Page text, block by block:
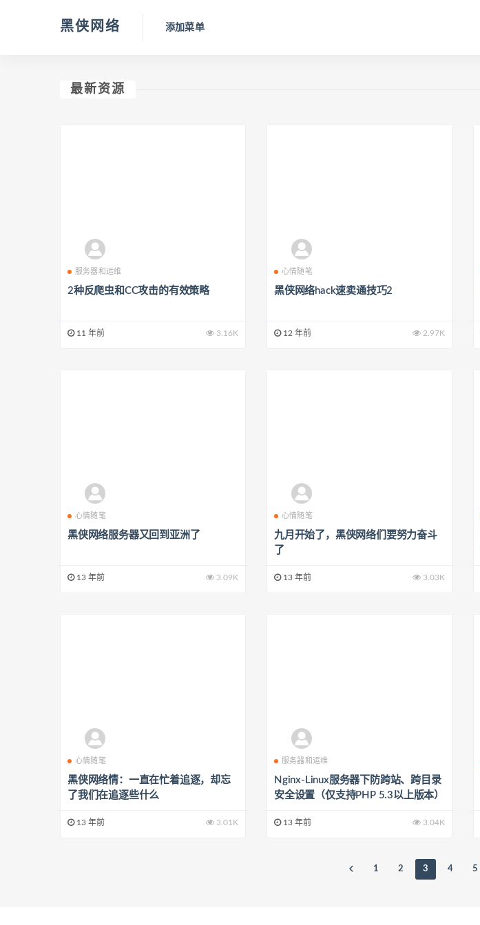
黑侠网络 添加菜单
最新资源
服务器和运维
2种反爬虫和CC攻击的有效策略
11 年前 3.16K
心情随笔
黑侠网络hack速卖通技巧2
12 年前 2.97K
心情随笔
黑侠网络服务器又回到亚洲了
13 年前 3.09K
心情随笔
九月开始了，黑侠网络们要努力奋斗
了
13 年前 3.03K
心情随笔
黑侠网络情：一直在忙着追逐，却忘
了我们在追逐些什么
13 年前 3.01K
服务器和运维
Nginx-Linux服务器下防跨站、跨目录
安全设置（仅支持PHP 5.3以上版本）
13 年前 3.04K
1 2 3 4 5